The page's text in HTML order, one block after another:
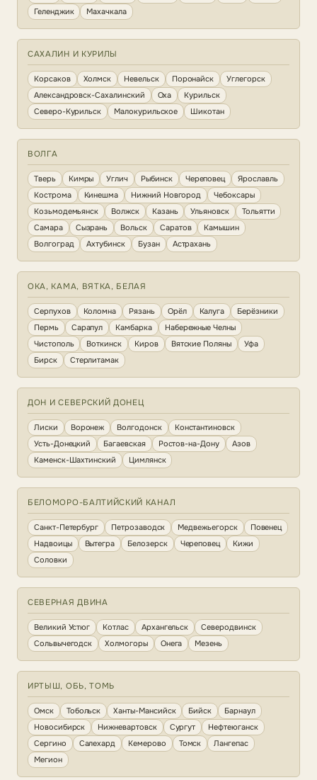
Геленджик Махачкала
САХАЛИН И КУРИЛЫ
Корсаков Холмск Невельск Поронайск
Углегорск
Александровск-Сахалинский
Оха
Курильск
Северо-Курильск
Малокурильское Шикотан
ВОЛГА
Тверь Кимры Углич Рыбинск Череповец
Ярославль
Кострома
Кинешма Нижний Новгород
Чебоксары
Козьмодемьянск
Волжск Казань Ульяновск
Тольятти
Самара
Сызрань Вольск Саратов
Камышин
Волгоград
Ахтубинск Бузан Астрахань
ОКА, КАМА, ВЯТКА, БЕЛАЯ
Серпухов Коломна Рязань Орёл Калуга
Берёзники
Пермь
Сарапул Камбарка
Набережные Челны
Чистополь
Воткинск Киров Вятские Поляны
Уфа
Бирск
Стерлитамак
ДОН И СЕВЕРСКИЙ ДОНЕЦ
Лиски Воронеж Волгодонск
Константиновск
Усть-Донецкий
Багаевская Ростов-на-Дону
Азов
Каменск-Шахтинский
Цимлянск
БЕЛОМОРО-БАЛТИЙСКИЙ КАНАЛ
Санкт-Петербург Петрозаводск Медвежьегорск
Повенец
Надвоицы
Вытегра Белозерск Череповец
Кижи
Соловки
СЕВЕРНАЯ ДВИНА
Великий Устюг Котлас Архангельск
Северодвинск
Сольвычегодск
Холмогоры Онега Мезень
ИРТЫШ, ОБЬ, ТОМЬ
Омск Тобольск Ханты-Мансийск Бийск
Барнаул
Новосибирск
Нижневартовск Сургут
Нефтеюганск
Сергино
Салехард Кемерово Томск
Лангепас
Мегион